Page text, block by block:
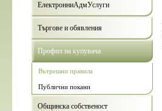
ЕлектронниАдмУслуги
Търгове и обявления
Профил на купувача
Вътрешни правила
Публични покани
Общинска собственост